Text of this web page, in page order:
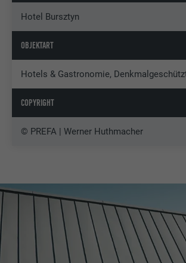
Hotel Bursztyn
OBJEKTART
Hotels & Gastronomie,
COPYRIGHT
© PREFA | Werner Huthmacher